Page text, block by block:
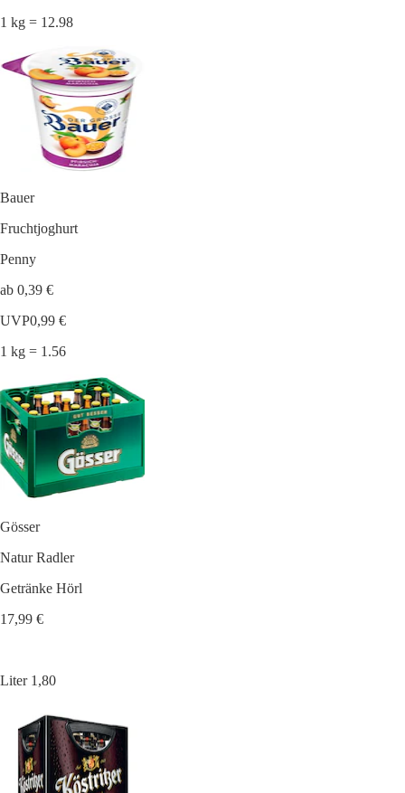
1 kg = 12.98
Bauer
Fruchtjoghurt
Penny
ab 0,39 €
UVP0,99 €
1 kg = 1.56
Gösser
Natur Radler
Getränke Hörl
17,99 €
Liter 1,80